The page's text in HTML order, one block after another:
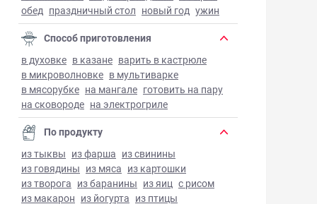
обед праздничный стол новый год ужин
Способ приготовления
в духовке в казане варить в кастрюле
в микроволновке в мультиварке
в мясорубке на мангале готовить на пару
на сковороде на электрогриле
По продукту
из тыквы из фарша из свинины
из говядины из мяса из картошки
из творога из баранины из яиц с рисом
из макарон из йогурта из птицы